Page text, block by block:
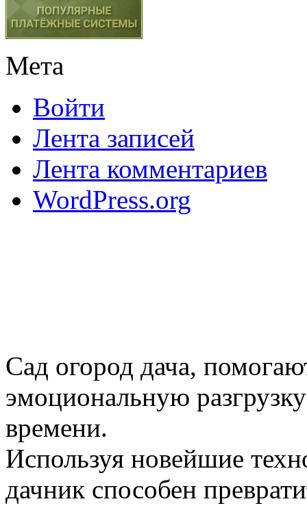
Мета
Войти
Лента записей
Лента комментариев
WordPress.org
Сад огород дача,
эмоциональную
времени.
Используя новейшие
дачник способен